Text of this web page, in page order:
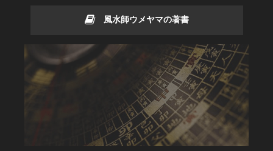
風水師ウメヤマの著書